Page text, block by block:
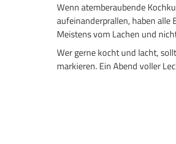
Wenn atemberaubende
aufeinanderprallen, haben alle
Meistens vom Lachen und
Wer gerne kocht und lacht,
markieren. Ein Abend voller